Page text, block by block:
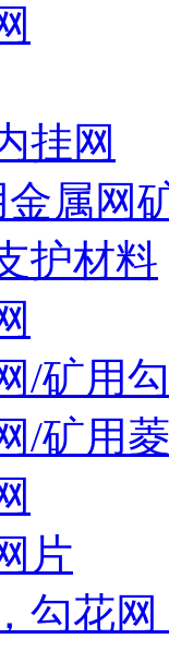
挂网
属网
护材料
/矿用
/矿用
片
勾花